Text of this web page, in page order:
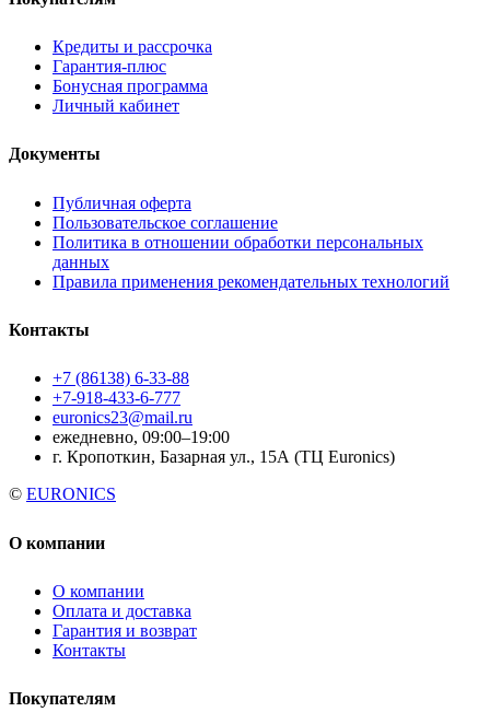
Кредиты и рассрочка
Гарантия-плюс
Бонусная программа
Личный кабинет
Документы
Публичная оферта
Пользовательское соглашение
Политика в отношении обработки персональных
данных
Правила применения рекомендательных технологий
Контакты
+7 (86138) 6-33-88
+7-918-433-6-777
euronics23@mail.ru
ежедневно, 09:00–19:00
г. Кропоткин, Базарная ул., 15А (ТЦ Euronics)
© EURONICS
О компании
О компании
Оплата и доставка
Гарантия и возврат
Контакты
Покупателям